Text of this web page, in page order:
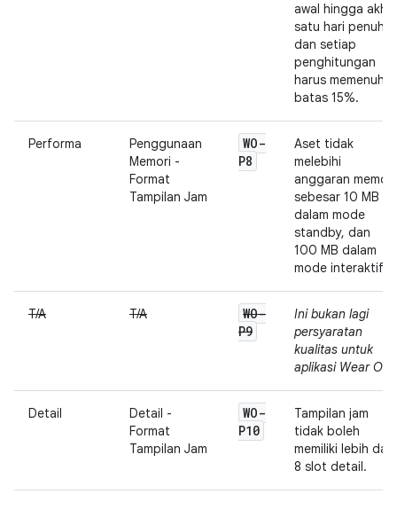
awal hingga akhir
satu hari penuh,
dan setiap
penghitungan
harus memenuhi
batas 15%.
Performa
Penggunaan
Memori -
Format
Tampilan Jam
WO-
P8
Aset tidak
melebihi
anggaran memori
sebesar 10 MB
dalam mode
standby, dan
100 MB dalam
mode interaktif.
T/A T/A
WO-
P9
Ini bukan lagi
persyaratan
kualitas untuk
aplikasi Wear OS.
Detail
Detail -
Format
Tampilan Jam
WO-
P10
Tampilan jam
tidak boleh
memiliki lebih dari
8 slot detail.